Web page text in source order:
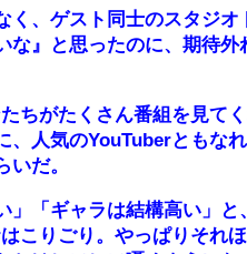
、ゲスト同士のスタジオ
』と思ったのに、期待
ちがたくさん番組を見て
、人気のYouTuberともな
だ。
」「ギャラは結構高い」
こりごり。やっぱりそれ